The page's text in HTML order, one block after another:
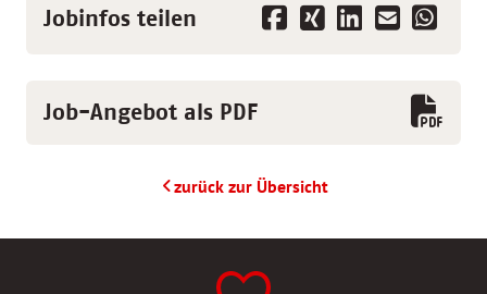
Jobinfos teilen
Job-Angebot als PDF
zurück zur Übersicht